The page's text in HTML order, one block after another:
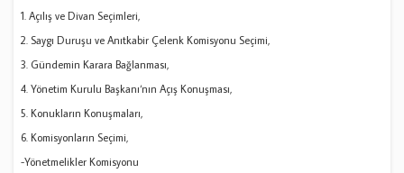
1. Açılış ve Divan Seçimleri,
2. Saygı Duruşu ve Anıtkabir Çelenk Komisyonu Seçimi,
3. Gündemin Karara Bağlanması,
4. Yönetim Kurulu Başkanı‘nın Açış Konuşması,
5. Konukların Konuşmaları,
6. Komisyonların Seçimi,
-Yönetmelikler Komisyonu